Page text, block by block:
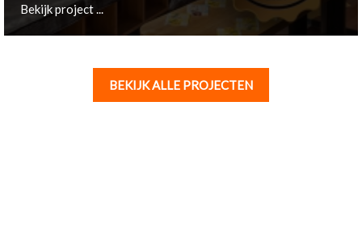
Bekijk project ...
BEKIJK ALLE PROJECTEN